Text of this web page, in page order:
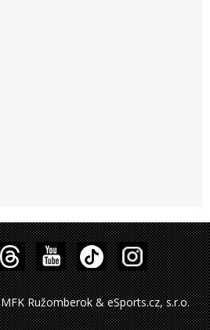
Ružomberok & eSports.cz, s.r.o.